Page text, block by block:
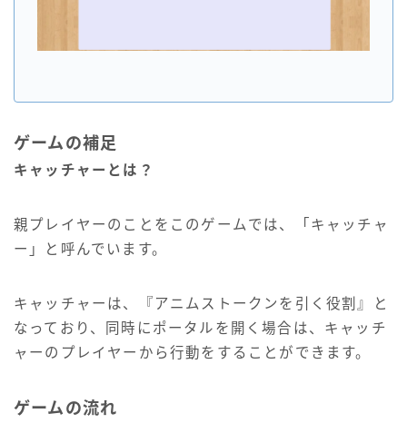
ゲームの補足
キャッチャーとは？
親プレイヤーのことをこのゲームでは、「キャッチャ
ー」と呼んでいます。
キャッチャーは、『アニムストークンを引く役割』と
なっており、同時にポータルを開く場合は、キャッチ
ャーのプレイヤーから行動をすることができます。
ゲームの流れ